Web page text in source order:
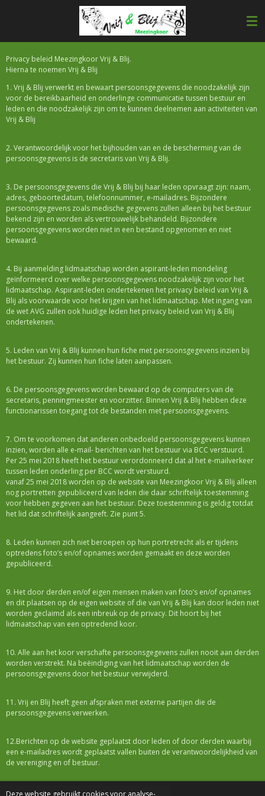
de
Privacy beleid Meezingkoor Vrij & Blij.
Hierna te noemen Vrij & Blij
1. Vrij & Blij verwerkt en bewaart persoonsgegevens die noodzakelijk zijn
voor de bereikbaarheid en onderlinge communicatie tussen bestuur en
leden en die noodzakelijk zijn om te kunnen deelnemen aan activiteiten van
Vrij & Blij
2. Verantwoordelijk voor het bijhouden van en de bescherming van de
persoonsgegevens is de secretaris van Vrij & Blij.
3. De persoonsgegevens die Vrij & Blij bij haar leden opvraagt zijn: naam,
adres, geboortedatum, telefoonnummer, e-mailadres. Bijzondere
persoonsgegevens zoals medische gegevens zullen alleen bij het bestuur
bekend zijn en worden als vertrouwelijk behandeld. Bijzondere
persoonsgegevens worden niet in een bestand opgenomen en niet
bewaard.
4. Bij aanmelding lidmaatschap worden aspirant-leden mondeling
geïnformeerd over welke persoonsgegevens noodzakelijk zijn voor het
lidmaatschap. Aspirant-leden ondertekenen het privacy beleid van Vrij &
Blij als voorwaarde voor het krijgen van het lidmaatschap. Met ingang van
de wet AVG zullen ook huidige leden het privacy beleid van Vrij & Blij
ondertekenen.
5. Leden van Vrij & Blij kunnen hun fiche met persoonsgegevens inzien bij
het bestuur. Zij kunnen hun fiche laten aanpassen.
6. De persoonsgegevens worden bewaard op de computers van de
secretaris, penningmeester en voorzitter. Binnen Vrij & Blij hebben deze
functionarissen toegang tot de bestanden met persoonsgegevens.
7. Om te voorkomen dat anderen onbedoeld persoonsgegevens kunnen
inzien, worden alle e-mail- berichten van het bestuur via BCC verstuurd.
Per 25 mei 2018 heeft het bestuur verordonneerd dat al het e-mailverkeer
tussen leden onderling per BCC wordt verstuurd.
vanaf 25 mei 2018 worden op de website van Meezingkoor Vrij & Blij alleen
nog portretten gepubliceerd van leden die daar schriftelijk toestemming
voor hebben gegeven aan het bestuur. Deze toestemming is geldig totdat
het lid dat schriftelijk aangeeft. Zie punt 5.
8. Leden kunnen zich niet beroepen op hun portretrecht als er tijdens
optredens foto’s en/of opnames worden gemaakt en deze worden
gepubliceerd.
9. Het door derden en/of eigen mensen maken van foto’s en/of opnames
en dit plaatsen op de eigen website of die van Vrij & Blij kan door leden niet
worden geclaimd als een inbreuk op de privacy. Dit hoort bij het
lidmaatschap van een optredend koor.
10. Alle aan het koor verschafte persoonsgegevens zullen nooit aan derden
worden verstrekt. Na beëindiging van het lidmaatschap worden de
persoonsgegevens door het bestuur verwijderd.
11. Vrij en Blij heeft geen afspraken met externe partijen die de
persoonsgegevens verwerken.
12.Berichten op de website geplaatst door leden of door derden waarbij
een e-mailadres wordt geplaatst vallen buiten de verantwoordelijkheid van
de vereniging en of bestuur.